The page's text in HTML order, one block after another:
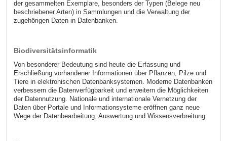
der gesammelten Exemplare, besonders der Typen (Belege neu
beschriebener Arten) in Sammlungen und die Verwaltung der
zugehörigen Daten in Datenbanken.
Biodiversitätsinformatik
Von besonderer Bedeutung sind heute die Erfassung und
Erschließung vorhandener Informationen über Pflanzen, Pilze und
Tiere in elektronischen Datenbanksystemen. Moderne Datenbanken
verbessern die Datenverfügbarkeit und erweitern die Möglichkeiten
der Datennutzung. Nationale und internationale Vernetzung der
Daten über Portale und Informationsysteme eröffnen ganz neue
Wege der Datenbearbeitung, Auswertung und Wissensverbreitung.